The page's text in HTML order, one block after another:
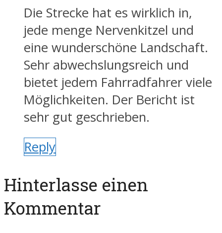
Die Strecke hat es wirklich in,
jede menge Nervenkitzel und
eine wunderschöne Landschaft.
Sehr abwechslungsreich und
bietet jedem Fahrradfahrer viele
Möglichkeiten. Der Bericht ist
sehr gut geschrieben.
Reply
Hinterlasse einen
Kommentar